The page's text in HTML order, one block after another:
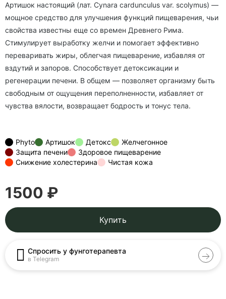
Артишок настоящий (лат. Cynara cardunculus var. scolymus) —
мощное средство для улучшения функций пищеварения, чьи
свойства известны еще со времен Древнего Рима.
Стимулирует выработку желчи и помогает эффективно
переваривать жиры, облегчая пищеварение, избавляя от
вздутий и запоров. Способствует детоксикации и
регенерации печени. В общем — позволяет организму быть
свободным от ощущения переполненности, избавляет от
чувства вялости, возвращает бодрость и тонус тела.
Phyto Артишок Детокс
Желчегонное
Защита печени
Здоровое пищеварение
Снижение холестерина
Чистая кожа
1500 ₽
Купить
Спросить у фунготерапевта
в Telegram